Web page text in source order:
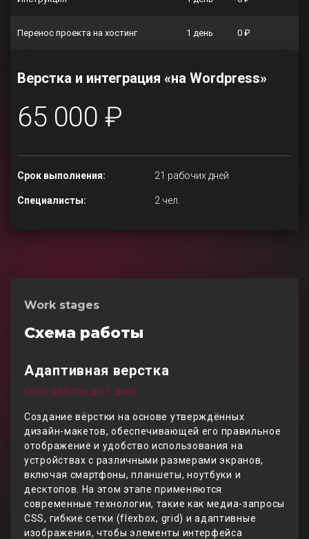
Перенос проекта на хостинг 1 день 0 ₽
Верстка и интеграция «на Wordpress»
65 000 ₽
Срок выполнения: 21 рабочих дней
Специалисты: 2 чел.
Work stages
Схема работы
Адаптивная верстка
Срок работы до 7 дней
Создание вёрстки на основе утверждённых
дизайн-макетов, обеспечивающей его правильное
отображение и удобство использования на
устройствах с различными размерами экранов,
включая смартфоны, планшеты, ноутбуки и
десктопов. На этом этапе применяются
современные технологии, такие как медиа-запросы
CSS, гибкие сетки (flexbox, grid) и адаптивные
изображения, чтобы элементы интерфейса